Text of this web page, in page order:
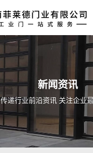
新闻资讯
传递行业前沿资讯 关注企业